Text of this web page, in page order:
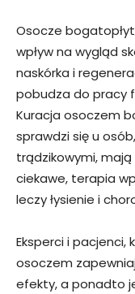
Osocze
wpływ na wygląd
naskórka i
pobudza do pracy
Kuracja osoczem
sprawdzi się u
trądzikowymi,
ciekawe, terapia
leczy łysienie i
Eksperci i
osoczem
efekty, a ponadto